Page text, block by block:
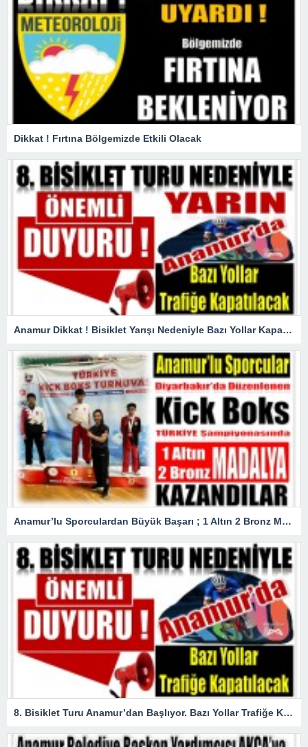
Dikkat ! Fırtına Bölgemizde Etkili Olacak
Anamur Dikkat ! Bisiklet Yarışı Nedeniyle Bazı Yollar Kapanacak
Anamur’lu Sporculardan Büyük Başarı ; 1 Altın 2 Bronz Madalya Kazandılar
8. Bisiklet Turu Anamur’dan Başlıyor. Bazı Yollar Trafiğe Kapatılacak